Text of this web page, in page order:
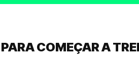
COMEÇAR A